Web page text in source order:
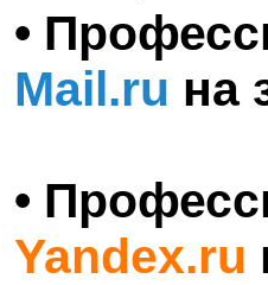
•
Mail.ru на
•
Yandex.ru